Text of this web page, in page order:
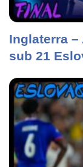
Inglaterra –
sub 21